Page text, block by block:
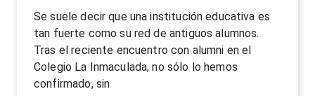
Se suele decir que una institución educativa es
tan fuerte como su red de antiguos alumnos.
Tras el reciente encuentro con alumni en el
Colegio La Inmaculada, no sólo lo hemos
confirmado, sin